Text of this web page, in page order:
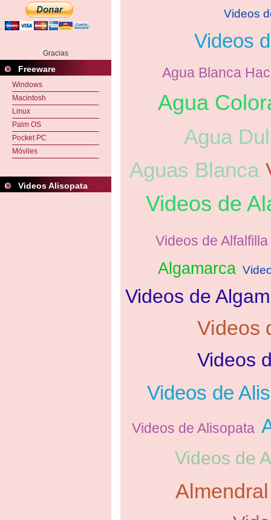
Gracias
Freeware
Windows
Macintosh
Linux
Palm OS
Pocket PC
Móviles
Videos Alisopata
Videos
Videos
Agua Blanca
Agua
Agua
Aguas Blanca
Videos de
Videos de Alfalfilla
Algamarca
Videos de
Videos
Videos
Videos de
Videos de Alisopata
Videos de
Almendral